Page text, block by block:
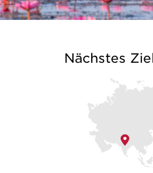
Nächstes